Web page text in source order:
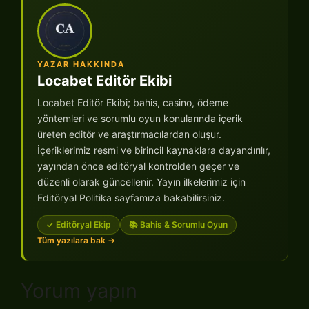
YAZAR HAKKINDA
Locabet Editör Ekibi
Locabet Editör Ekibi; bahis, casino, ödeme
yöntemleri ve sorumlu oyun konularında içerik
üreten editör ve araştırmacılardan oluşur.
İçeriklerimiz resmi ve birincil kaynaklara dayandırılır,
yayından önce editöryal kontrolden geçer ve
düzenli olarak güncellenir. Yayın ilkelerimiz için
Editöryal Politika sayfamıza bakabilirsiniz.
✓ Editöryal Ekip
📚 Bahis & Sorumlu Oyun
Tüm yazılara bak →
Yorum yapın